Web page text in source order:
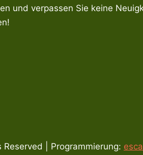
und verpassen Sie keine
| Programmierung: